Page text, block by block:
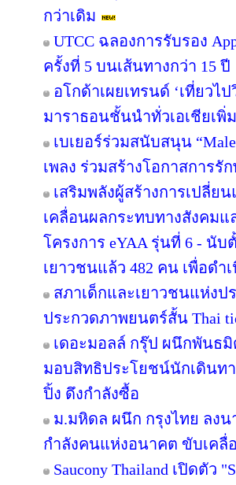
กว่าเดิม
UTCC ฉลองการรับรอง
ครั้งที่ 5 บนเส้นทางกว่า 15 ปี
อโกด้าเผยเทรนด์ ‘เที่ยวไ
มาราธอนชั้นนำทั่วเอเชียเพิ่
เบเยอร์ร่วมสนับสนุน
เพลง ร่วมสร้างโอกาสการ
เสริมพลังผู้สร้างการเปลี่ย
เคลื่อนผลกระทบทางสังคม
โครงการ eYAA รุ่นที่ 6 - นับ
เยาวชนแล้ว 482 คน เพื่อด
สภาเด็กและเยาวชนแห่ง
ประกวดภาพยนตร์สั้น Thai
เดอะมอลล์ กรุ๊ป ผนึกพันธมิ
มอบสิทธิประโยชน์นักเดินท
ปิ้ง ดึงกำลังซื้อ
ม.มหิดล ผนึก กรุงไทย ลงนา
กำลังคนแห่งอนาคต ขับเคลื่
Saucony Thailand เปิดตัว